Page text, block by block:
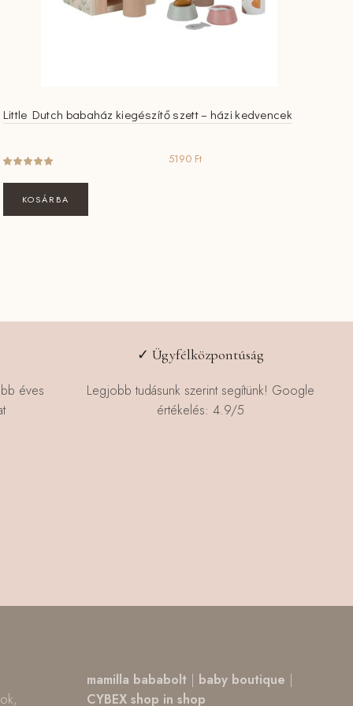
Little Dutch babaház kiegészítő szett – házi kedvencek
5190 Ft
KOSÁRBA
éves
✓ Ügyfélközpontúság
Legjobb tudásunk szerint segítünk! Google
értékelés: 4.9/5
mamilla bababolt | baby boutique |
CYBEX shop in shop